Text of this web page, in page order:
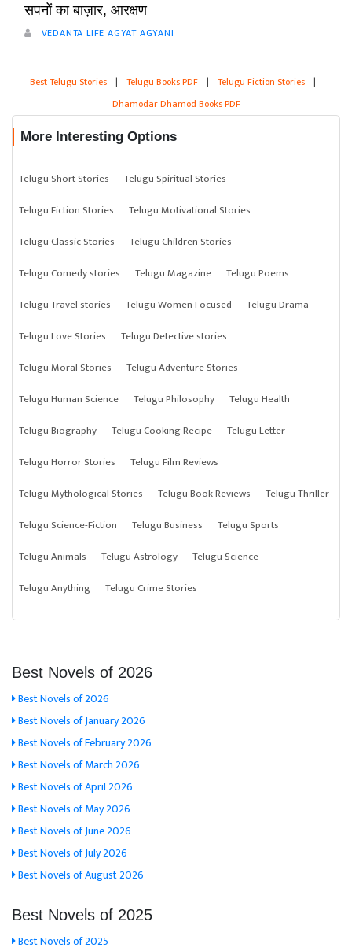
सपनों का बाज़ार, आरक्षण
VEDANTA LIFE AGYAT AGYANI
Best Telugu Stories | Telugu Books PDF | Telugu Fiction Stories |
Dhamodar Dhamod Books PDF
More Interesting Options
Telugu Short Stories
Telugu Spiritual Stories
Telugu Fiction Stories
Telugu Motivational Stories
Telugu Classic Stories
Telugu Children Stories
Telugu Comedy stories
Telugu Magazine
Telugu Poems
Telugu Travel stories
Telugu Women Focused
Telugu Drama
Telugu Love Stories
Telugu Detective stories
Telugu Moral Stories
Telugu Adventure Stories
Telugu Human Science
Telugu Philosophy
Telugu Health
Telugu Biography
Telugu Cooking Recipe
Telugu Letter
Telugu Horror Stories
Telugu Film Reviews
Telugu Mythological Stories
Telugu Book Reviews
Telugu Thriller
Telugu Science-Fiction
Telugu Business
Telugu Sports
Telugu Animals
Telugu Astrology
Telugu Science
Telugu Anything
Telugu Crime Stories
Best Novels of 2026
Best Novels of 2026
Best Novels of January 2026
Best Novels of February 2026
Best Novels of March 2026
Best Novels of April 2026
Best Novels of May 2026
Best Novels of June 2026
Best Novels of July 2026
Best Novels of August 2026
Best Novels of 2025
Best Novels of 2025